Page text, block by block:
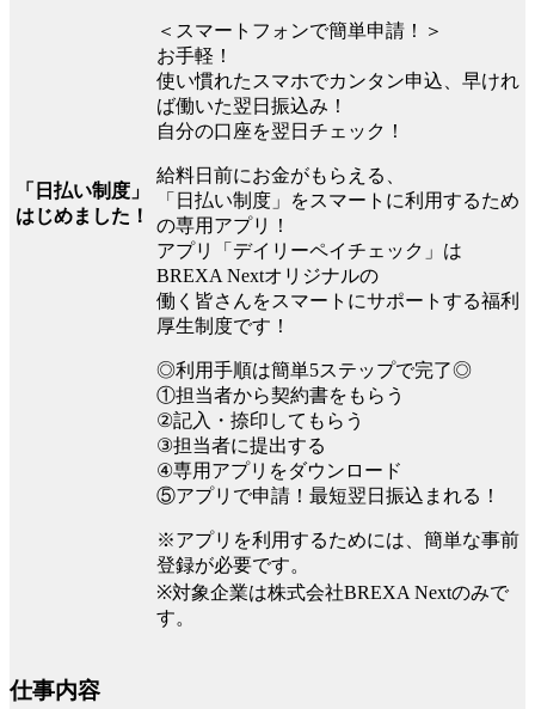
「日払い制度」
はじめました！
＜スマートフォンで簡単申請！＞
お手軽！
使い慣れたスマホでカンタン申込、早けれ
ば働いた翌日振込み！
自分の口座を翌日チェック！
給料日前にお金がもらえる、
「日払い制度」をスマートに利用するため
の専用アプリ！
アプリ「デイリーペイチェック」は
BREXA Nextオリジナルの
働く皆さんをスマートにサポートする福利
厚生制度です！
◎利用手順は簡単5ステップで完了◎
①担当者から契約書をもらう
②記入・捺印してもらう
③担当者に提出する
④専用アプリをダウンロード
⑤アプリで申請！最短翌日振込まれる！
※アプリを利用するためには、簡単な事前
登録が必要です。
※対象企業は株式会社BREXA Nextのみで
す。
仕事内容